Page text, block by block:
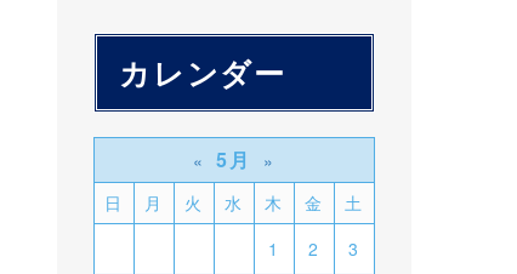
カレンダー
« 5月
»
日
月 火 水 木 金
土
1
2 3